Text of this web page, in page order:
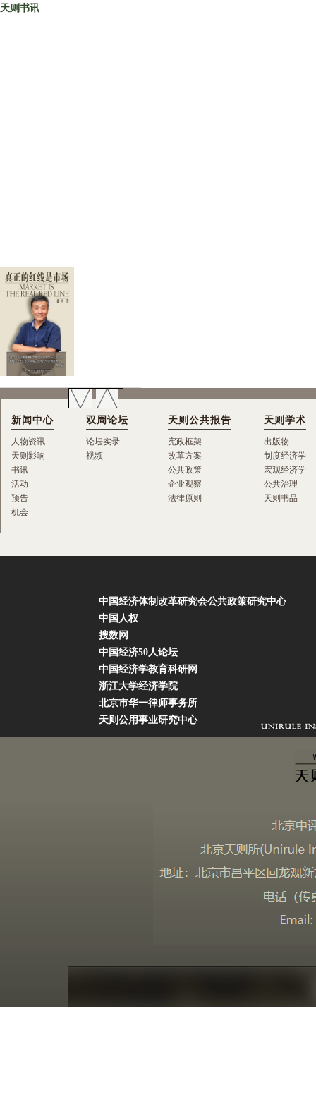
天则书讯
新闻中心
人物资讯
天则影响
书讯
活动
预告
机会
双周论坛
论坛实录
视频
天则公共报告
宪政框架
改革方案
公共政策
企业观察
法律原则
天则学术
出版物
制度经济学
宏观经济学
公共治理
天则书品
中国经济体制改革研究会公共政策研究中心
中国人权
搜数网
中国经济50人论坛
中国经济学教育科研网
浙江大学经济学院
北京市华一律师事务所
天则公用事业研究中心